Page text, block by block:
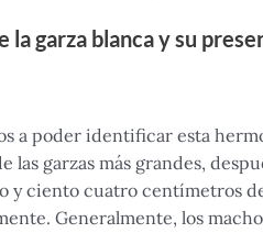
la garza blanca y su
a poder identificar esta
las garzas más grandes,
y ciento cuatro centímetros
Generalmente, los